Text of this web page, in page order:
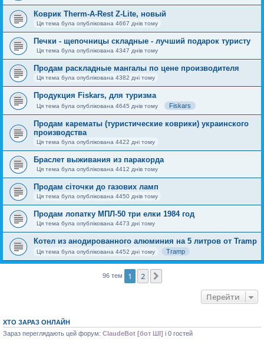
Коврик Therm-A-Rest Z-Lite, новый
Ця тема була опублікована 4667 днів тому
Печки - щепочницы складные - лучший подарок туристу
Ця тема була опублікована 4347 днів тому
Продам раскладные мангалы по цене производителя
Ця тема була опублікована 4382 дні тому
Продукция Fiskars, для туризма
Ця тема була опублікована 4645 днів тому Fiskars
Продам карематы (туристические коврики) украинского
производства
Ця тема була опублікована 4422 дні тому
Браслет выживания из паракорда
Ця тема була опублікована 4412 днів тому
Продам сіточки до газових ламп
Ця тема була опублікована 4450 днів тому
Продам лопатку МПЛ-50 три елки 1984 год
Ця тема була опублікована 4473 дні тому
Котел из анодированного алюминия на 5 литров от Tramp
Ця тема була опублікована 4452 дні тому Tramp
96 тем 1 2
Перейти
ХТО ЗАРАЗ ОНЛАЙН
Зараз переглядають цей форум: ClaudeBot [бот ШІ] і 0 гостей